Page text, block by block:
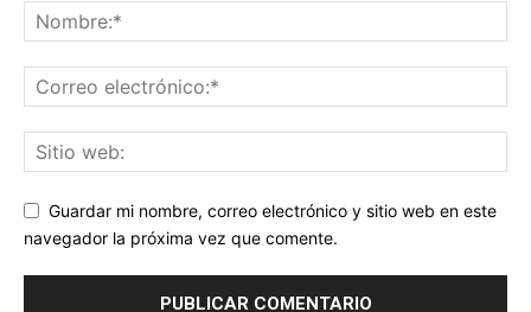
Guardar mi nombre, correo electrónico y sitio web en este
navegador la próxima vez que comente.